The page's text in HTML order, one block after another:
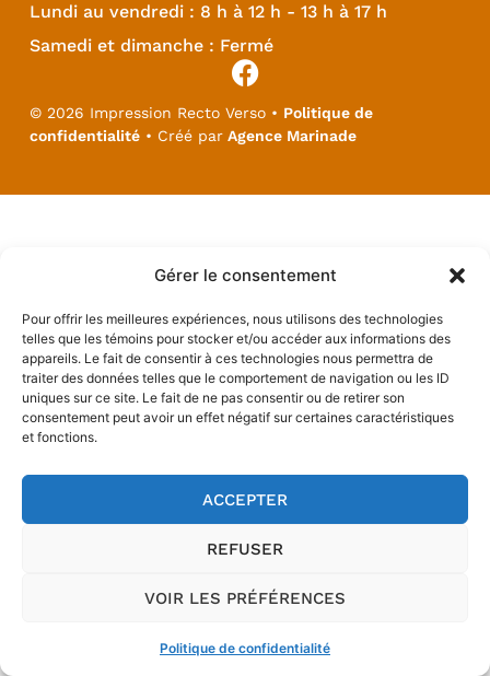
Gérer le consentement
Pour offrir les meilleures expériences, nous utilisons des technologies
telles que les témoins pour stocker et/ou accéder aux informations des
appareils. Le fait de consentir à ces technologies nous permettra de
traiter des données telles que le comportement de navigation ou les ID
uniques sur ce site. Le fait de ne pas consentir ou de retirer son
consentement peut avoir un effet négatif sur certaines caractéristiques
et fonctions.
ACCEPTER
REFUSER
VOIR LES PRÉFÉRENCES
Politique de confidentialité
Lundi au vendredi : 8 h à 12 h - 13 h à 17 h
Samedi et dimanche : Fermé
© 2026 Impression Recto Verso • Politique de
confidentialité• Créé parAgence Marinade